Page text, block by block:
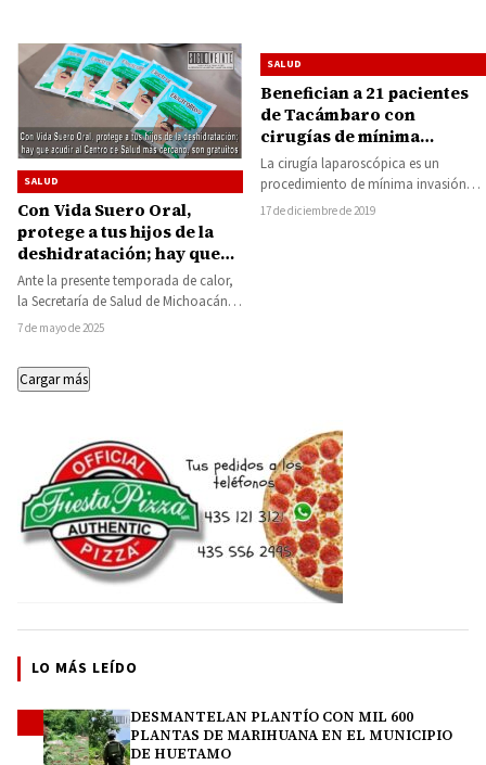
SALUD
Con Vida Suero Oral,
protege a tus hijos de la
deshidratación; hay que
acudir al Centro de Salud
más cercano, son
gratuitos
Ante la presente temporada de calor,
la Secretaría de Salud de Michoacán
(SSM) hace un llamado a madres…
7 de mayo de 2025
SALUD
Benefician a 21 pacientes
de Tacámbaro con
cirugías de mínima
invasión
La cirugía laparoscópica es un
procedimiento de mínima invasión
para tratar varios problemas de salud,
17 de diciembre de 2019
Cargar más
LO MÁS LEÍDO
DESMANTELAN PLANTÍO CON MIL 600
PLANTAS DE MARIHUANA EN EL MUNICIPIO
DE HUETAMO